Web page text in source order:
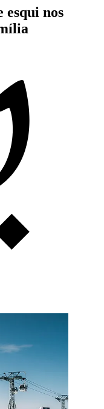
esqui nos